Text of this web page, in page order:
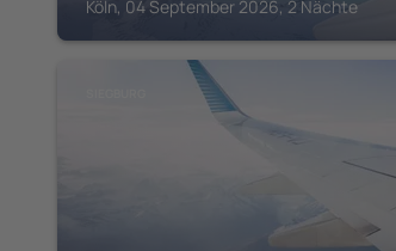
Köln, 04 September 2026, 2 Nächte